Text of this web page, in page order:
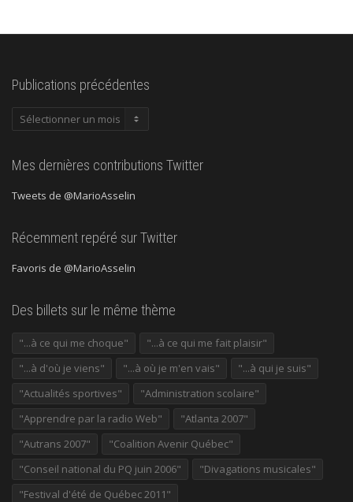
Publications précédentes
Publications
Mes dernières contributions Twitter
Tweets de @MarioAsselin
Récemment repéré sur Twitter
Favoris de @MarioAsselin
Des billets sur le même thème
"...à ce qui me choque"
"...à ce qui me fait plaisir"
"...à d'où je viens"
"...à où je m'en vais"
"...à qui je suis"
"Actualités sportives"
"Administration scolaire"
"Apprendre par la radio Web"
"Atlanta 2007"
"Autrans 2007"
"Coalition Avenir Québec"
"Conseil national du PQ juin 2006"
"Divagations musicales"
"Festival d'été de Québec 2011"